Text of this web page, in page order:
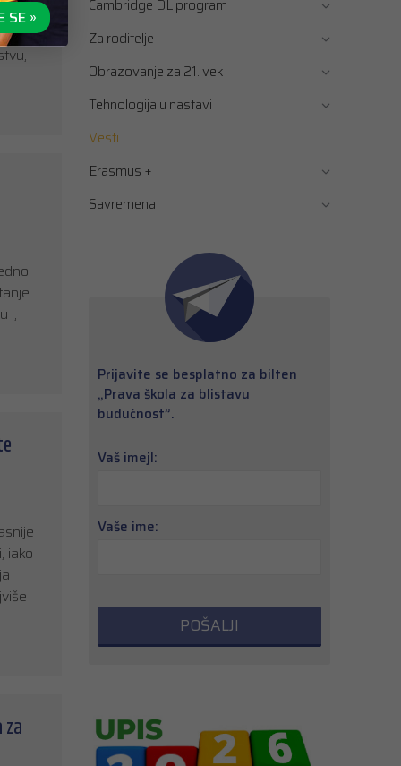
i
da
i,
iako
Cambridge DL program
Za roditelje
Obrazovanje za 21. vek
Tehnologija u nastavi
Vesti
Erasmus +
Savremena
Prijavite se besplatno za bilten
„Prava škola za blistavu
budućnost”.
Vaš imejl:
Vaše ime:
SE »